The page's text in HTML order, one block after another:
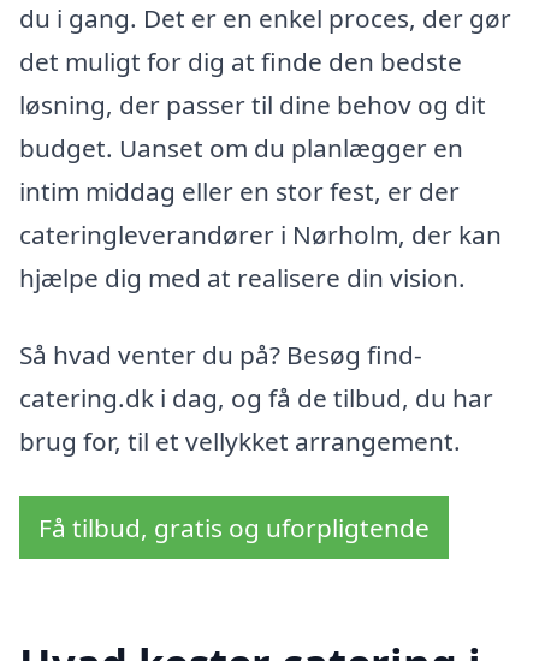
du i gang. Det er en enkel proces, der gør
det muligt for dig at finde den bedste
løsning, der passer til dine behov og dit
budget. Uanset om du planlægger en
intim middag eller en stor fest, er der
cateringleverandører i Nørholm, der kan
hjælpe dig med at realisere din vision.
Så hvad venter du på? Besøg find-
catering.dk i dag, og få de tilbud, du har
brug for, til et vellykket arrangement.
Få tilbud, gratis og uforpligtende